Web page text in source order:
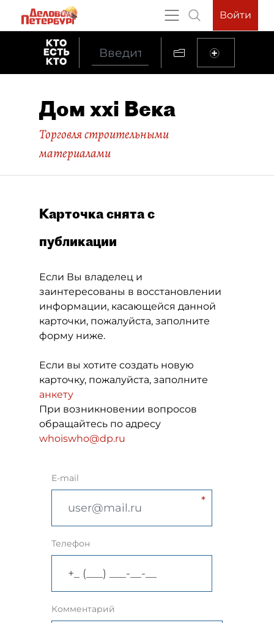
Войти
Дом xxi Века
Торговля строительными
материалами
Карточка снята с
публикации
Если Вы владелец и
заинтересованы в восстановлении
информации, касающейся данной
карточки, пожалуйста, заполните
форму ниже.
Если вы хотите создать новую
карточку, пожалуйста, заполните
анкету
При возникновении вопросов
обращайтесь по адресу
whoiswho@dp.ru
E-mail
Телефон
Комментарий